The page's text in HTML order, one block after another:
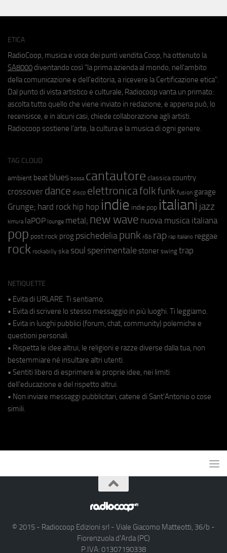
ETICA
RadioCoop, musica e voce dei punti vendita Coop, ha ottenuto la
SA8000 diventando così "la prima azienda al mondo, nell'ambito
della comunicazione e dell'editoria, a ricevere la Certificazione etica".
Dal punto di vista artistico e culturale, Radiocoop vanta un primato:
ascolta tutto quello che viene inviato in redazione, e appena può, lo
recensisce, e in alcuni casi, chiede collaborazione agli artisti.
Radiocoop sostiene l'arte, la cultura e la musica di ogni genere.
TAG CLOUD
ambient beat blues bossa cantautore classica country
crossover dance disco elettronicafolkfunk fusion garage
Grunge; hard rock hip hop indie indie pop italiani jazz
kimura laPOP lounge metal; new wave nuova musica italiana
pop post rock prog psichedeliapunk r&b rap rap italiano reggae
rock rockabilly ska soul sperimentale stoner swing trap
NETIQUETTE
• Evita di URLARE. Ti sentiamo.
• Evita di scrivere lo stesso messaggio in più luoghi. Ti leggiamo.
• Evita in luoghi pubblici (forum, chat, community) polemiche e
questioni personali.
• Rispetta le idee altrui, le religioni e razze diverse dalla tua, non
bestemmiare né insultare altri utenti.
• Sentiti libero di esprimere le proprie idee, nei limiti
dell'educazione e del rispetto altrui.
• Non inviare messaggi pubblicitari, catene di Sant'Antonio o cose
simili.
© 2015 - Radiocoop Edizioni srl - Viale Giacomo Matteotti, 36/b -
Fiorenzuola d'Arda (PC)
P.IVA: 01307190338